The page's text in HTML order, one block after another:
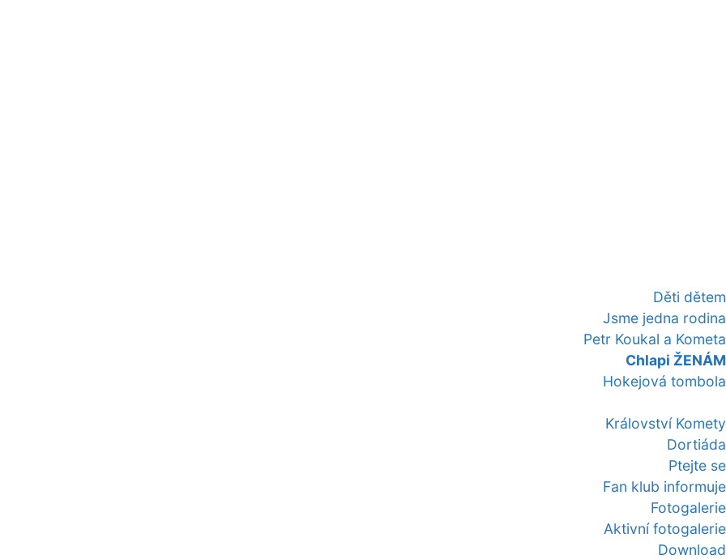
Děti dětem
Jsme jedna rodina
Petr Koukal a Kometa
Chlapi ŽENÁM
Hokejová tombola
Království Komety
Dortiáda
Ptejte se
Fan klub informuje
Fotogalerie
Aktivní fotogalerie
Download